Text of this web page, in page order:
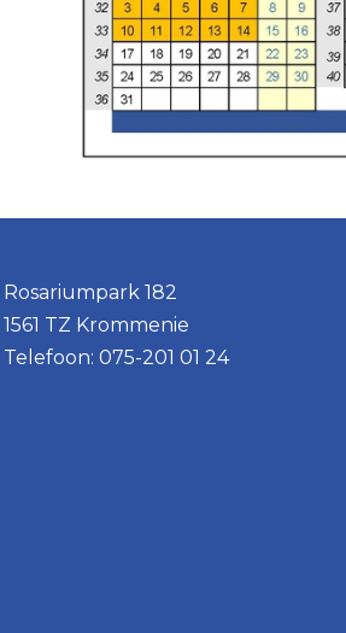
Rosariumpark 182
1561 TZ Krommenie
Telefoon: 075-201 01 24